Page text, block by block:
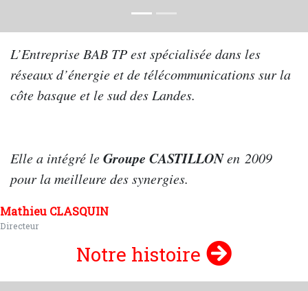
À propos
L’Entreprise BAB TP est spécialisée dans les
réseaux d’énergie et de télécommunications sur la
côte basque et le sud des Landes.
Elle a intégré leGroupe CASTILLONen 2009
pour la meilleure des synergies.
Mathieu CLASQUIN
Directeur
Notre histoire